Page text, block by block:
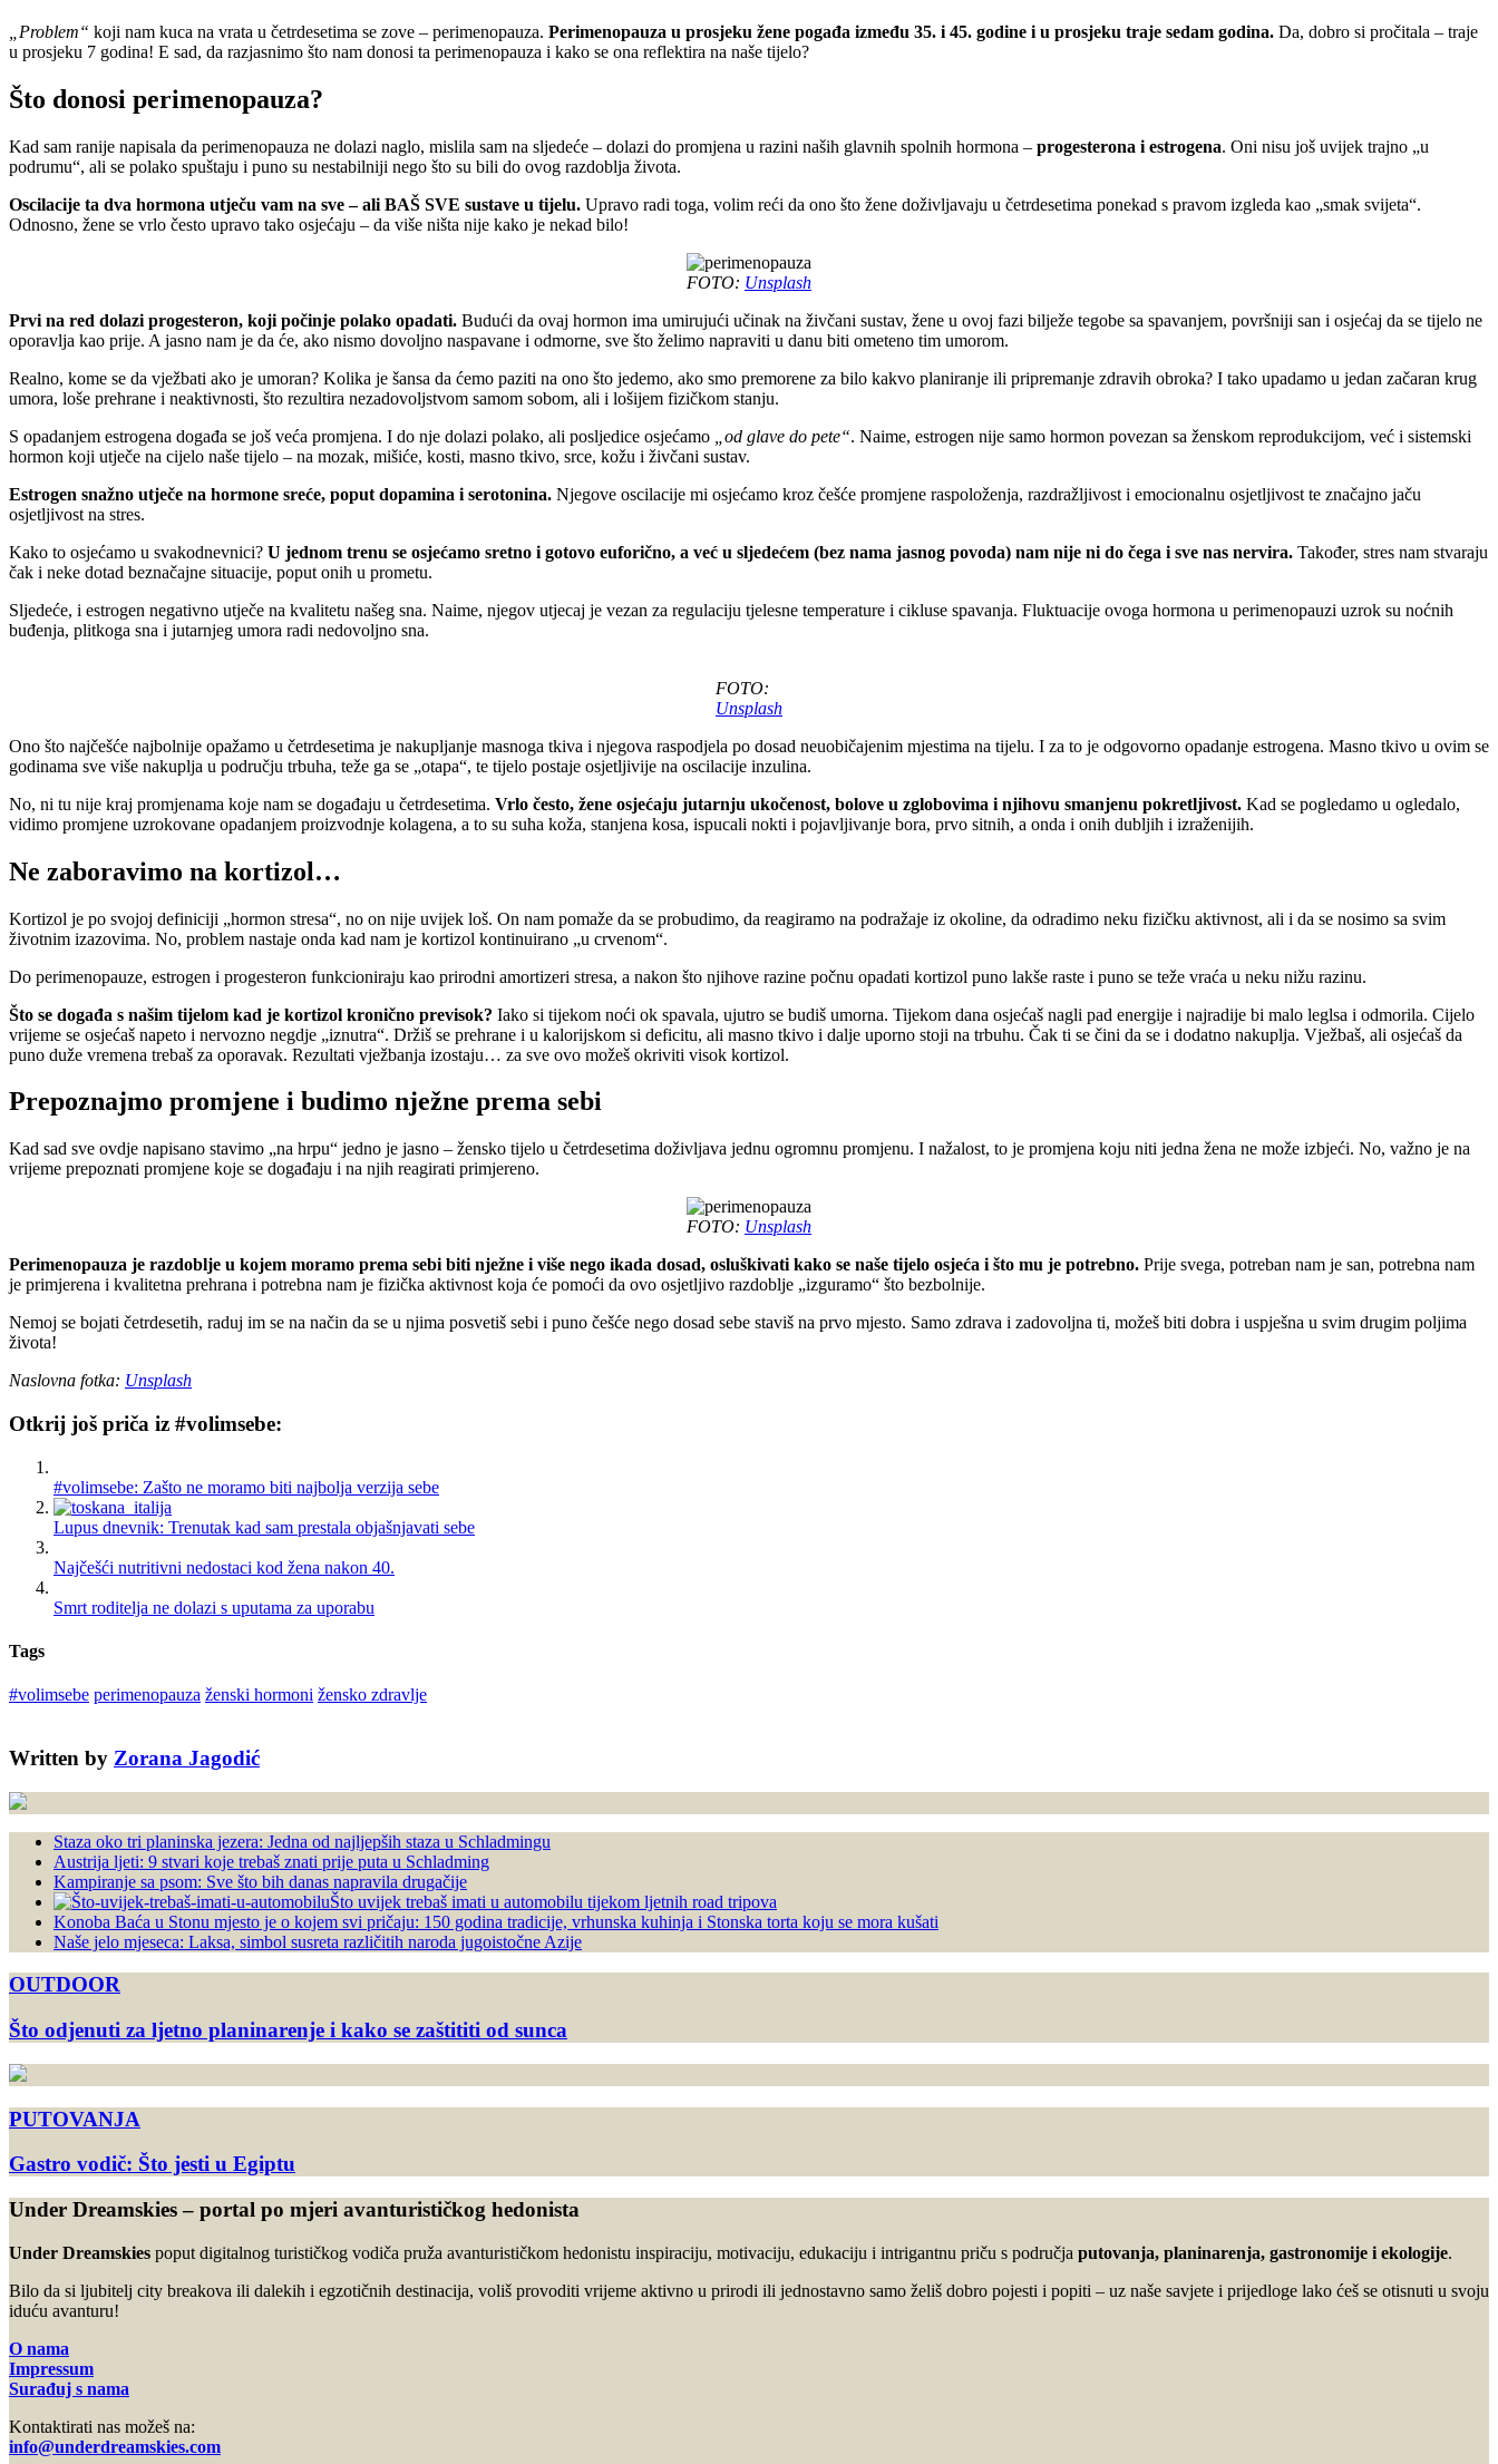
„Problem“ koji nam kuca na vrata u četrdesetima se zove – perimenopauza. Perimenopauza u prosjeku žene pogađa između 35. i 45. godine i u prosjeku traje sedam godina. Da, dobro si pročitala – traje
u prosjeku 7 godina! E sad, da razjasnimo što nam donosi ta perimenopauza i kako se ona reflektira na naše tijelo?
Što donosi perimenopauza?
Kad sam ranije napisala da perimenopauza ne dolazi naglo, mislila sam na sljedeće – dolazi do promjena u razini naših glavnih spolnih hormona – progesterona i estrogena. Oni nisu još uvijek trajno „u
podrumu“, ali se polako spuštaju i puno su nestabilniji nego što su bili do ovog razdoblja života.
Oscilacije ta dva hormona utječu vam na sve – ali BAŠ SVE sustave u tijelu. Upravo radi toga, volim reći da ono što žene doživljavaju u četrdesetima ponekad s pravom izgleda kao „smak svijeta“.
Odnosno, žene se vrlo često upravo tako osjećaju – da više ništa nije kako je nekad bilo!
FOTO: Unsplash
Prvi na red dolazi progesteron, koji počinje polako opadati. Budući da ovaj hormon ima umirujući učinak na živčani sustav, žene u ovoj fazi bilježe tegobe sa spavanjem, površniji san i osjećaj da se tijelo ne
oporavlja kao prije. A jasno nam je da će, ako nismo dovoljno naspavane i odmorne, sve što želimo napraviti u danu biti ometeno tim umorom.
Realno, kome se da vježbati ako je umoran? Kolika je šansa da ćemo paziti na ono što jedemo, ako smo premorene za bilo kakvo planiranje ili pripremanje zdravih obroka? I tako upadamo u jedan začaran krug
umora, loše prehrane i neaktivnosti, što rezultira nezadovoljstvom samom sobom, ali i lošijem fizičkom stanju.
S opadanjem estrogena događa se još veća promjena. I do nje dolazi polako, ali posljedice osjećamo
„od glave do pete“. Naime, estrogen nije samo hormon povezan sa ženskom reprodukcijom, već i sistemski
hormon koji utječe na cijelo naše tijelo – na mozak, mišiće, kosti, masno tkivo, srce, kožu i živčani sustav.
Estrogen snažno utječe na hormone sreće, poput dopamina i serotonina. Njegove oscilacije mi osjećamo kroz češće promjene raspoloženja, razdražljivost i emocionalnu osjetljivost te značajno jaču
osjetljivost na stres.
Kako to osjećamo u svakodnevnici? U jednom trenu se osjećamo sretno i gotovo euforično, a već u sljedećem (bez nama jasnog povoda) nam nije ni do čega i sve nas nervira. Također, stres nam stvaraju
čak i neke dotad beznačajne situacije, poput onih u prometu.
Sljedeće, i estrogen negativno utječe na kvalitetu našeg sna. Naime, njegov utjecaj je vezan za regulaciju tjelesne temperature i cikluse spavanja. Fluktuacije ovoga hormona u perimenopauzi uzrok su noćnih
buđenja, plitkoga sna i jutarnjeg umora radi nedovoljno sna.
FOTO:
Unsplash
Ono što najčešće najbolnije opažamo u četrdesetima je nakupljanje masnoga tkiva i njegova raspodjela po dosad neuobičajenim mjestima na tijelu. I za to je odgovorno opadanje estrogena. Masno tkivo u ovim se
godinama sve više nakuplja u području trbuha, teže ga se „otapa“, te tijelo postaje osjetljivije na oscilacije inzulina.
No, ni tu nije kraj promjenama koje nam se događaju u četrdesetima. Vrlo često, žene osjećaju jutarnju ukočenost, bolove u zglobovima i njihovu smanjenu pokretljivost. Kad se pogledamo u ogledalo,
vidimo promjene uzrokovane opadanjem proizvodnje kolagena, a to su suha koža, stanjena kosa, ispucali nokti i pojavljivanje bora, prvo sitnih, a onda i onih dubljih i izraženijih.
Ne zaboravimo na kortizol…
Kortizol je po svojoj definiciji „hormon stresa“, no on nije uvijek loš. On nam pomaže da se probudimo, da reagiramo na podražaje iz okoline, da odradimo neku fizičku aktivnost, ali i da se nosimo sa svim
životnim izazovima. No, problem nastaje onda kad nam je kortizol kontinuirano „u crvenom“.
Do perimenopauze, estrogen i progesteron funkcioniraju kao prirodni amortizeri stresa, a nakon što njihove razine počnu opadati kortizol puno lakše raste i puno se teže vraća u neku nižu razinu.
Što se događa s našim tijelom kad je kortizol kronično previsok? Iako si tijekom noći ok spavala, ujutro se budiš umorna. Tijekom dana osjećaš nagli pad energije i najradije bi malo leglsa i odmorila. Cijelo
vrijeme se osjećaš napeto i nervozno negdje „iznutra“. Držiš se prehrane i u kalorijskom si deficitu, ali masno tkivo i dalje uporno stoji na trbuhu. Čak ti se čini da se i dodatno nakuplja. Vježbaš, ali osjećaš da
puno duže vremena trebaš za oporavak. Rezultati vježbanja izostaju… za sve ovo možeš okriviti visok kortizol.
Prepoznajmo promjene i budimo nježne prema sebi
Kad sad sve ovdje napisano stavimo „na hrpu“ jedno je jasno – žensko tijelo u četrdesetima doživljava jednu ogromnu promjenu. I nažalost, to je promjena koju niti jedna žena ne može izbjeći. No, važno je na
vrijeme prepoznati promjene koje se događaju i na njih reagirati primjereno.
FOTO: Unsplash
Perimenopauza je razdoblje u kojem moramo prema sebi biti nježne i više nego ikada dosad, osluškivati kako se naše tijelo osjeća i što mu je potrebno. Prije svega, potreban nam je san, potrebna nam
je primjerena i kvalitetna prehrana i potrebna nam je fizička aktivnost koja će pomoći da ovo osjetljivo razdoblje „izguramo“ što bezbolnije.
Nemoj se bojati četrdesetih, raduj im se na način da se u njima posvetiš sebi i puno češće nego dosad sebe staviš na prvo mjesto. Samo zdrava i zadovoljna ti, možeš biti dobra i uspješna u svim drugim poljima
života!
Naslovna fotka: Unsplash
Otkrij još priča iz #volimsebe:
#volimsebe: Zašto ne moramo biti najbolja verzija sebe
Lupus dnevnik: Trenutak kad sam prestala objašnjavati sebe
Najčešći nutritivni nedostaci kod žena nakon 40.
Smrt roditelja ne dolazi s uputama za uporabu
Tags
#volimsebe perimenopauza ženski hormoni žensko zdravlje
Written by Zorana Jagodić
Staza oko tri planinska jezera: Jedna od najljepših staza u Schladmingu
Austrija ljeti: 9 stvari koje trebaš znati prije puta u Schladming
Kampiranje sa psom: Sve što bih danas napravila drugačije
Što uvijek trebaš imati u automobilu tijekom ljetnih road tripova
Konoba Baća u Stonu mjesto je o kojem svi pričaju: 150 godina tradicije, vrhunska kuhinja i Stonska torta koju se mora kušati
Naše jelo mjeseca: Laksa, simbol susreta različitih naroda jugoistočne Azije
OUTDOOR
Što odjenuti za ljetno planinarenje i kako se zaštititi od sunca
PUTOVANJA
Gastro vodič: Što jesti u Egiptu
Under Dreamskies – portal po mjeri avanturističkog hedonista
Under Dreamskies poput digitalnog turističkog vodiča pruža avanturističkom hedonistu inspiraciju, motivaciju, edukaciju i intrigantnu priču s područja putovanja, planinarenja, gastronomije i ekologije.
Bilo da si ljubitelj city breakova ili dalekih i egzotičnih destinacija, voliš provoditi vrijeme aktivno u prirodi ili jednostavno samo želiš dobro pojesti i popiti – uz naše savjete i prijedloge lako ćeš se otisnuti u svoju
iduću avanturu!
O nama
Impressum
Surađuj s nama
Kontaktirati nas možeš na:
info@underdreamskies.com